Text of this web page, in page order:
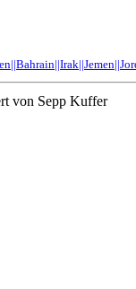
von Sepp Kuffer